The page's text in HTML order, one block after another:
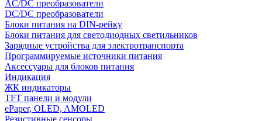
AC/DC преобразователи
DC/DC преобразователи
Блоки питания на DIN-рейку
Блоки питания для светодиодных светильников
Зарядные устройства для электротранспорта
Программируемые источники питания
Аксессуары для блоков питания
Индикация
ЖК индикаторы
TFT панели и модули
ePaper, OLED, AMOLED
Резистивные сенсоры